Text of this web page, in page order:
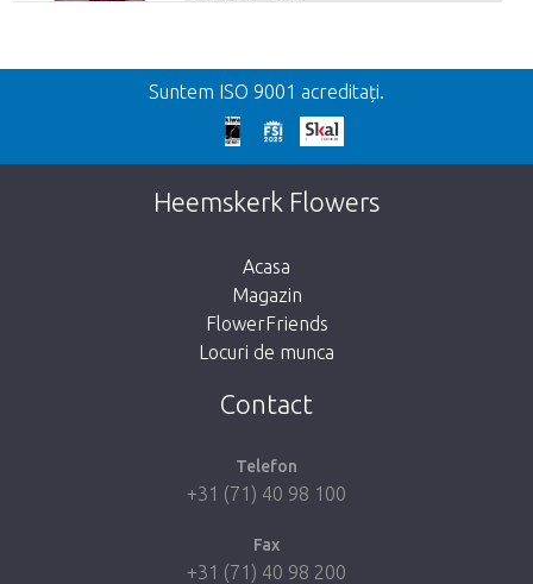
Inapoi
We're sorry
This page does not exist. Click on the
button below to return to the shop.
Suntem ISO 9001 acreditați.
Heemskerk Flowers
Acasa
Magazin
FlowerFriends
Locuri de munca
Contact
Telefon
+31 (71) 40 98 100
Fax
+31 (71) 40 98 200